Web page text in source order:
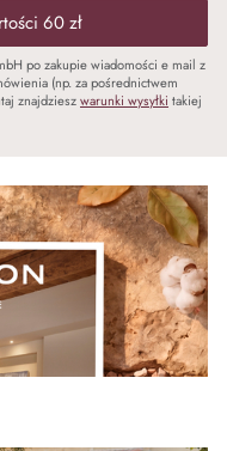
60 zł
po zakupie wiadomości e mail z
(np. za pośrednictwem
znajdzieszwarunki wysyłki takiej